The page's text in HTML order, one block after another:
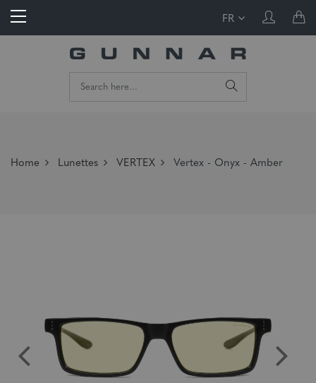
FR
Home Lunettes VERTEX Vertex - Onyx - Amber